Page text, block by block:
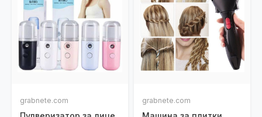
grabnete.com grabnete.com